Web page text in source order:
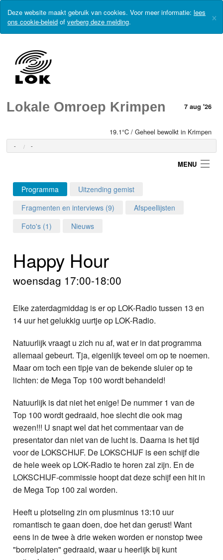
Deze website maakt gebruik van cookies. Voor meer informatie: lees
ons cookie-beleid of verberg deze melding. ×
Lokale Omroep Krimpen 7 aug '26
19.1°C / Geheel bewolkt in Krimpen
- -
MENU
Login
Home
Nieuws
Video
Webcam
Info
Programma
Uitzending gemist
Fragmenten en interviews (9)
Afspeellijsten
Foto's (1)
Nieuws
Happy Hour
woensdag 17:00-18:00
Elke zaterdagmiddag is er op LOK-Radio tussen 13 en
14 uur het gelukkig uurtje op LOK-Radio.
Natuurlijk vraagt u zich nu af, wat er in dat programma
allemaal gebeurt. Tja, eigenlijk teveel om op te noemen.
Maar om toch een tipje van de bekende sluier op te
lichten: de Mega Top 100 wordt behandeld!
Natuurlijk is dat niet het enige! De nummer 1 van de
Top 100 wordt gedraaid, hoe slecht die ook mag
wezen!!! U snapt wel dat het commentaar van de
presentator dan niet van de lucht is. Daarna is het tijd
voor de LOKSCHIJF. De LOKSCHIJF is een schijf die
de hele week op LOK-Radio te horen zal zijn. En de
LOKSCHIJF-commissie hoopt dat deze schijf een hit in
de Mega Top 100 zal worden.
Heeft u plotseling zin om plusminus 13:10 uur
romantisch te gaan doen, doe het dan gerust! Want
eens in de twee à drie weken worden er nonstop twee
"borrelplaten" gedraaid, waar u heerlijk bij kunt